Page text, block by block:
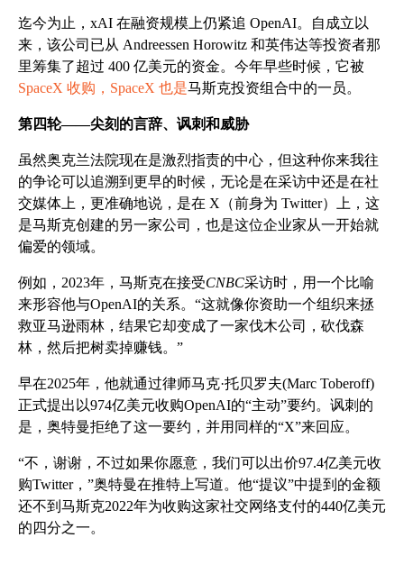
迄今为止，xAI 在融资规模上仍紧追 OpenAI。自成立以
来，该公司已从 Andreessen Horowitz 和英伟达等投资者那
里筹集了超过 400 亿美元的资金。今年早些时候，它被
SpaceX 收购，SpaceX 也是马斯克投资组合中的一员。
第四轮——尖刻的言辞、讽刺和威胁
虽然奥克兰法院现在是激烈指责的中心，但这种你来我往
的争论可以追溯到更早的时候，无论是在采访中还是在社
交媒体上，更准确地说，是在 X（前身为 Twitter）上，这
是马斯克创建的另一家公司，也是这位企业家从一开始就
偏爱的领域。
例如，2023年，马斯克在接受CNBC采访时，用一个比喻
来形容他与OpenAI的关系。“这就像你资助一个组织来拯
救亚马逊雨林，结果它却变成了一家伐木公司，砍伐森
林，然后把树卖掉赚钱。”
早在2025年，他就通过律师马克·托贝罗夫(Marc Toberoff)
正式提出以974亿美元收购OpenAI的“主动”要约。讽刺的
是，奥特曼拒绝了这一要约，并用同样的“X”来回应。
“不，谢谢，不过如果你愿意，我们可以出价97.4亿美元收
购Twitter，”奥特曼在推特上写道。他“提议”中提到的金额
还不到马斯克2022年为收购这家社交网络支付的440亿美元
的四分之一。